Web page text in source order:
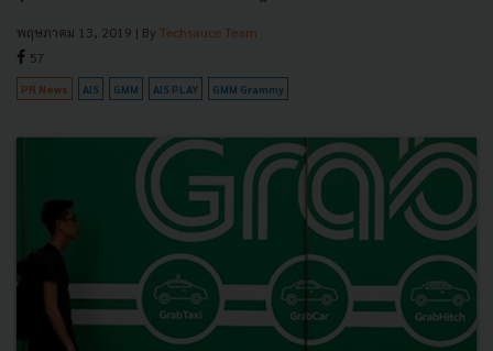
พฤษภาคม 13, 2019 | By Techsauce Team
57
PR News AIS GMM AIS PLAY GMM Grammy